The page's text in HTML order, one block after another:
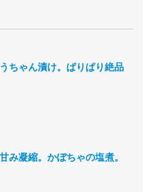
ちゃん漬け。ぱりぱり絶品。
み凝縮。かぼちゃの塩煮。